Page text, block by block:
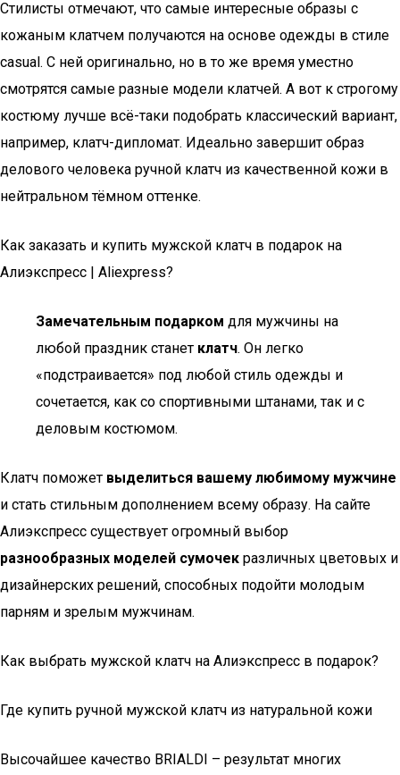
Стилисты отмечают, что самые интересные образы с
кожаным клатчем получаются на основе одежды в стиле
casual. С ней оригинально, но в то же время уместно
смотрятся самые разные модели клатчей. А вот к строгому
костюму лучше всё-таки подобрать классический вариант,
например, клатч-дипломат. Идеально завершит образ
делового человека ручной клатч из качественной кожи в
нейтральном тёмном оттенке.
Как заказать и купить мужской клатч в подарок на
Алиэкспресс | Aliexpress?
Замечательным подарком для мужчины на
любой праздник станет клатч. Он легко
«подстраивается» под любой стиль одежды и
сочетается, как со спортивными штанами, так и с
деловым костюмом.
Клатч поможет выделиться вашему любимому мужчине
и стать стильным дополнением всему образу. На сайте
Алиэкспресс существует огромный выбор
разнообразных моделей сумочек различных цветовых и
дизайнерских решений, способных подойти молодым
парням и зрелым мужчинам.
Как выбрать мужской клатч на Алиэкспресс в подарок?
Где купить ручной мужской клатч из натуральной кожи
Высочайшее качество BRIALDI – результат многих